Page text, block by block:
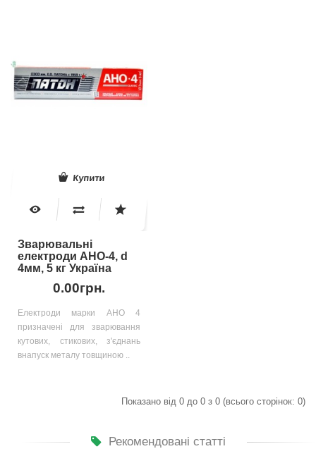
Купити
Зварювальні
електроди АНО-4, d
4мм, 5 кг Україна
0.00грн.
Електроди марки АНО 4
призначені для зварювання
кутових, стикових, з'єднань
внапуск металу товщиною ..
Показано від 0 до 0 з 0 (всього сторінок: 0)
Рекомендовані статті